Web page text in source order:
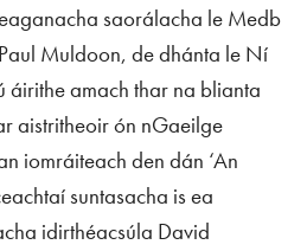
saorálacha le Medb
Muldoon, de dhánta le Ní
áirithe amach thar na blianta
aistritheoir ón nGaeilge
iomráiteach den dán ‘An
suntasacha is ea
idirthéacsúla David